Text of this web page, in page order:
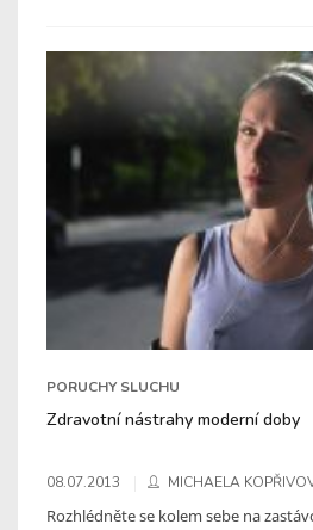
PORUCHY SLUCHU
Zdravotní nástrahy moderní doby
08.07.2013 MICHAELA
Rozhlédněte se kolem sebe na